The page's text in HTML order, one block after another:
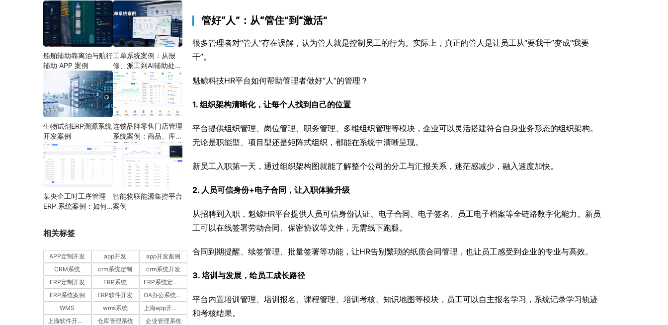
管好“人”：从“管住”到“激活”
很多管理者对“管人”存在误解，认为管人就是控制员工的行为。实际上，真正的管人是让员工从“要我干”变成“我要
干”。
魁鲸科技HR平台如何帮助管理者做好“人”的管理？
1. 组织架构清晰化，让每个人找到自己的位置
平台提供组织管理、岗位管理、职务管理、多维组织管理等模块，企业可以灵活搭建符合自身业务形态的组织架构。
无论是职能型、项目型还是矩阵式组织，都能在系统中清晰呈现。
新员工入职第一天，通过组织架构图就能了解整个公司的分工与汇报关系，迷茫感减少，融入速度加快。
2. 人员可信身份+电子合同，让入职体验升级
从招聘到入职，魁鲸HR平台提供人员可信身份认证、电子合同、电子签名、员工电子档案等全链路数字化能力。新员
工可以在线签署劳动合同、保密协议等文件，无需线下跑腿。
合同到期提醒、续签管理、批量签署等功能，让HR告别繁琐的纸质合同管理，也让员工感受到企业的专业与高效。
3. 培训与发展，给员工成长路径
平台内置培训管理、培训报名、课程管理、培训考核、知识地图等模块，员工可以自主报名学习，系统记录学习轨迹
和考核结果。
制、状态采集与远程运
维
多门店协同运营
船舶辅助靠离泊与航行
辅助 APP 案例
工单系统案例：从报
修、派工到AI辅助处理
的定制开发方案
生物试剂ERP溯源系统
开发案例
连锁品牌零售门店管理
系统案例：商品、库
存、会员和门店运营如
何打通
某央企工时工序管理
ERP 系统案例：如何
智能物联能源集控平台
案例
相关标签
APP定制开发 app开发
app开发案例
CRM系统
crm系统定制
crm系统开发
ERP定制开发
ERP系统
ERP系统定制多少钱一套
ERP系统案例
ERP软件开发
OA办公系统开发
WMS
wms系统
上海app开发公司
上海软件开发公司
仓库管理系统
企业管理系统